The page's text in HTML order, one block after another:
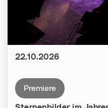
premiere
Datum:
22.10.2026